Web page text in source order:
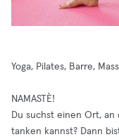
Yoga, Pilates, Barre,
NAMASTÈ!
Du suchst einen Ort,
tanken kannst? Dann